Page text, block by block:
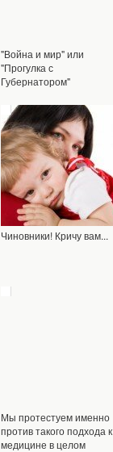
"Война и мир" или
"Прогулка с
Губернатором"
Чиновники! Кричу вам...
Мы протестуем именно
против такого подхода к
медицине в целом